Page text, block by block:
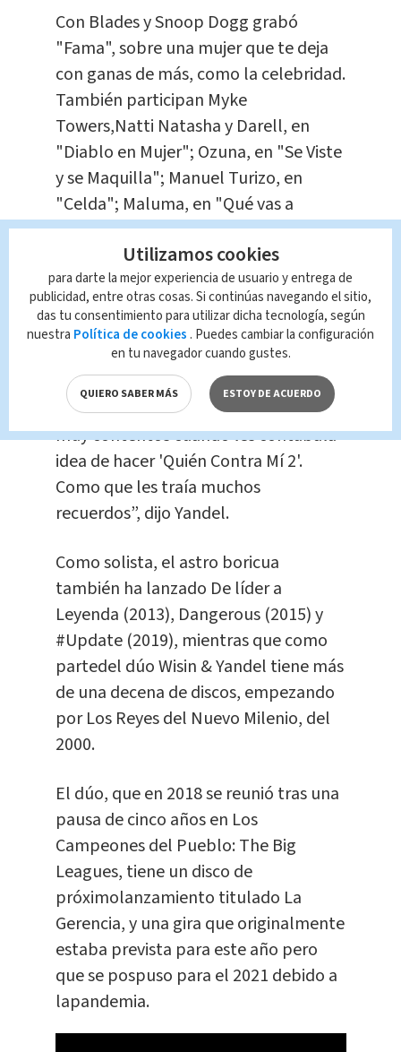
Con Blades y Snoop Dogg grabó
"Fama", sobre una mujer que te deja
con ganas de más, como la celebridad.
También participan Myke
Towers,Natti Natasha y Darell, en
"Diablo en Mujer"; Ozuna, en "Se Viste
y se Maquilla"; Manuel Turizo, en
"Celda"; Maluma, en "Qué vas a
Hacer"; Zion & Lennox, en "Se me
Olvidó"; Pedro Capó, en "Concierto
Privado"; y Nicky Jam, en "No te
Soltaré", entre otros.
"Me siento muy contento con el disco.
Yo creo que todo el mundo dijo
'presente' y todos los artistas estaban
muy contentos cuando les contabala
idea de hacer 'Quién Contra Mí 2'.
Como que les traía muchos
recuerdos”, dijo Yandel.
Como solista, el astro boricua
también ha lanzado De líder a
Leyenda (2013), Dangerous (2015) y
#Update (2019), mientras que como
partedel dúo Wisin & Yandel tiene más
de una decena de discos, empezando
por Los Reyes del Nuevo Milenio, del
2000.
El dúo, que en 2018 se reunió tras una
pausa de cinco años en Los
Campeones del Pueblo: The Big
Leagues, tiene un disco de
próximolanzamiento titulado La
Gerencia, y una gira que originalmente
estaba prevista para este año pero
que se pospuso para el 2021 debido a
lapandemia.
Utilizamos cookies
para darte la mejor experiencia de usuario y entrega de
publicidad, entre otras cosas. Si continúas navegando el sitio,
das tu consentimiento para utilizar dicha tecnología, según
nuestra Política de cookies . Puedes cambiar la configuración
en tu navegador cuando gustes.
QUIERO SABER MÁS ESTOY DE ACUERDO